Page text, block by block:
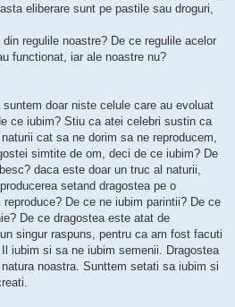
eliberare sunt pe pastile sau droguri,
regulile noastre? De ce regulile acelor
functionat, iar ale noastre nu?
doar niste celule care au evoluat
ce iubim? Stiu ca atei celebri sustin ca
cat sa ne dorim sa ne reproducem,
simtite de om, deci de ce iubim? De
daca este doar un truc al naturii,
setand dragostea pe o
De ce ne iubim parintii? De ce
De ce dragostea este atat de
singur raspuns, pentru ca am fost facuti
iubim si sa ne iubim semenii. Dragostea
noastra. Sunttem setati sa iubim si